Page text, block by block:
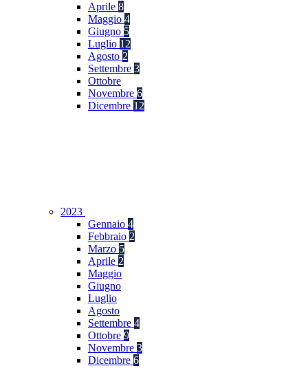
Aprile 8
Maggio 4
Giugno 5
Luglio 12
Agosto 2
Settembre 3
Ottobre
Novembre 6
Dicembre 12
2023
Gennaio 4
Febbraio 2
Marzo 5
Aprile 2
Maggio
Giugno
Luglio
Agosto
Settembre 4
Ottobre 9
Novembre 3
Dicembre 6